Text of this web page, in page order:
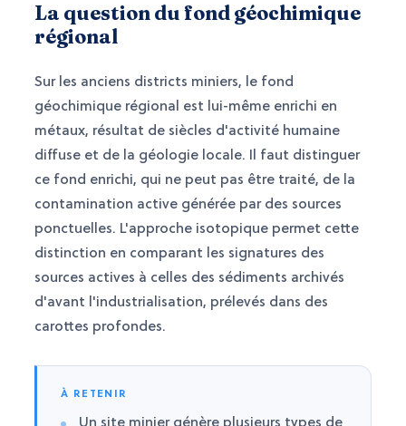
La question du fond géochimique
régional
Sur les anciens districts miniers, le fond
géochimique régional est lui-même enrichi en
métaux, résultat de siècles d'activité humaine
diffuse et de la géologie locale. Il faut distinguer
ce fond enrichi, qui ne peut pas être traité, de la
contamination active générée par des sources
ponctuelles. L'approche isotopique permet cette
distinction en comparant les signatures des
sources actives à celles des sédiments archivés
d'avant l'industrialisation, prélevés dans des
carottes profondes.
À RETENIR